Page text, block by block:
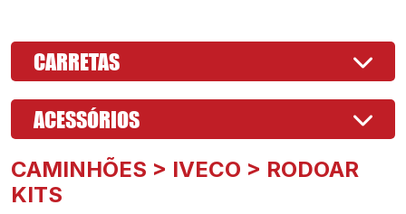
CARRETAS
ACESSÓRIOS
CAMINHÕES > IVECO > RODOAR
KITS